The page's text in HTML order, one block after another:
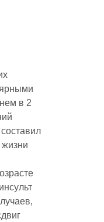
в 2
жизни